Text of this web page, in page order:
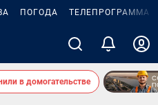
ПОГОДА ТЕЛЕПРОГРАММА
в домогательстве